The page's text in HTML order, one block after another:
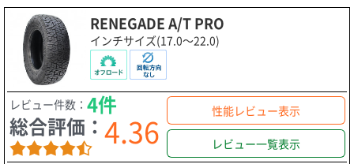
RENEGADE A/T PRO
インチサイズ(17.0～22.0)
レビュー件数： 4件
総合評価： 4.36 性能レビュー表示
レビュー一覧表示